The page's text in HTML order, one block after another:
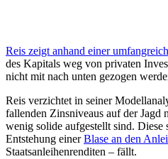
Reis zeigt anhand einer
des Kapitals weg von privaten
nicht mit nach unten gezogen
Reis verzichtet in seiner
fallenden Zinsniveaus auf der Jagd
wenig solide aufgestellt sind.
Entstehung einerBlase an den
Staatsanleihenrenditen – fällt.